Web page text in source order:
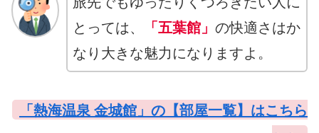
とっては、
「五葉館」 の快適さはか
なり大きな魅力になりますよ。
「熱海温泉 金城館」の【部屋一覧】はこちら